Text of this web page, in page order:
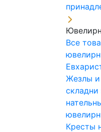
Все
Жезлы и
Кресты